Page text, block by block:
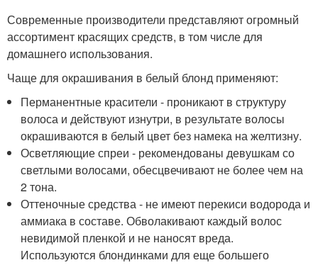
Современные производители представляют огромный
ассортимент красящих средств, в том числе для
домашнего использования.
Чаще для окрашивания в белый блонд применяют:
Перманентные красители - проникают в структуру
волоса и действуют изнутри, в результате волосы
окрашиваются в белый цвет без намека на желтизну.
Осветляющие спреи - рекомендованы девушкам со
светлыми волосами, обесцвечивают не более чем на
2 тона.
Оттеночные средства - не имеют перекиси водорода и
аммиака в составе. Обволакивают каждый волос
невидимой пленкой и не наносят вреда.
Используются блондинками для еще большего